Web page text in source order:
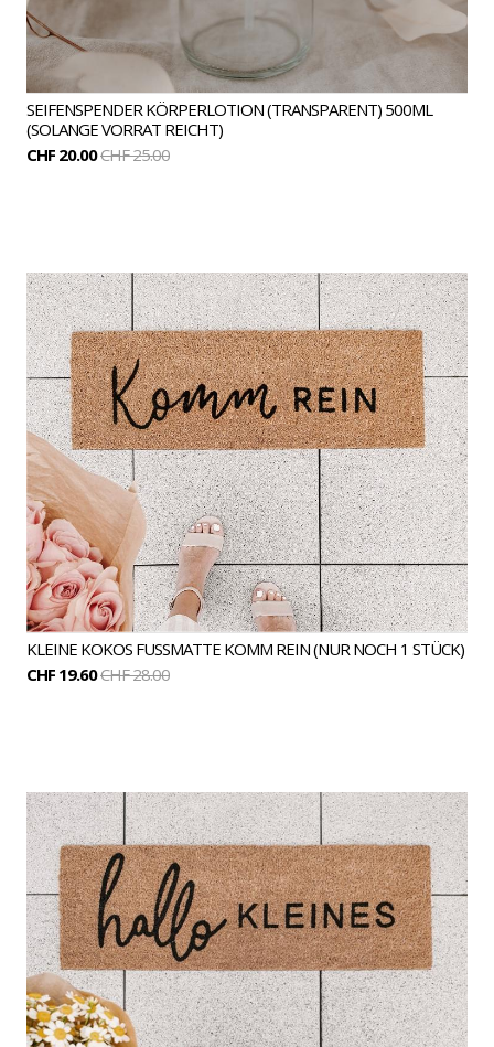
SEIFENSPENDER KÖRPERLOTION (TRANSPARENT) 500ML
(SOLANGE VORRAT REICHT)
CHF 20.00CHF 25.00
KLEINE KOKOS FUSSMATTE KOMM REIN (NUR NOCH 1 STÜCK)
CHF 19.60CHF 28.00